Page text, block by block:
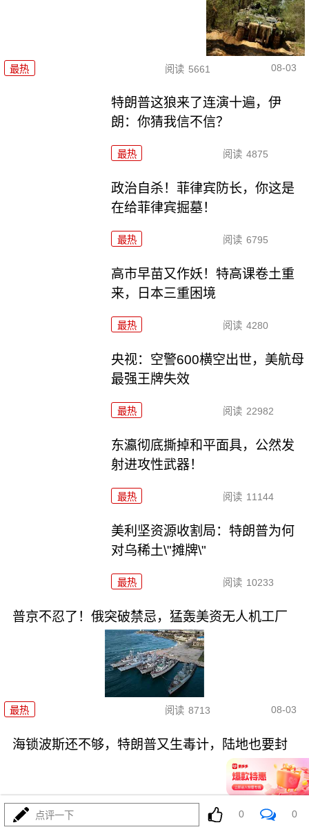
最热 阅读 5661 08-03
特朗普这狼来了连演十遍，伊
朗：你猜我信不信？
最热 阅读 4875
政治自杀！菲律宾防长，你这是
在给菲律宾掘墓！
最热 阅读 6795
高市早苗又作妖！特高课卷土重
来，日本三重困境
最热 阅读 4280
央视：空警600横空出世，美航母
最强王牌失效
最热 阅读 22982
东瀛彻底撕掉和平面具，公然发
射进攻性武器！
最热 阅读 11144
美利坚资源收割局：特朗普为何
对乌稀土\"摊牌\"
最热 阅读 10233
普京不忍了！俄突破禁忌，猛轰美资无人机工厂
最热 阅读 8713 08-03
海锁波斯还不够，特朗普又生毒计，陆地也要封
点评一下 0 0